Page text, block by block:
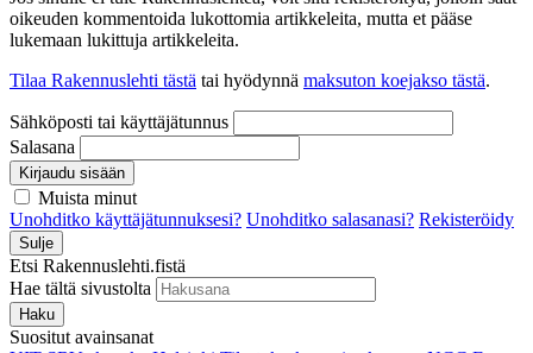
oikeuden kommentoida lukottomia artikkeleita, mutta et pääse
lukemaan lukittuja artikkeleita.
Tilaa Rakennuslehti tästä tai hyödynnä maksuton koejakso tästä.
Sähköposti tai käyttäjätunnus
Salasana
Kirjaudu sisään
Muista minut
Unohditko käyttäjätunnuksesi? Unohditko salasanasi? Rekisteröidy
Sulje
Etsi Rakennuslehti.fistä
Hae tältä sivustolta
Haku
Suositut avainsanat